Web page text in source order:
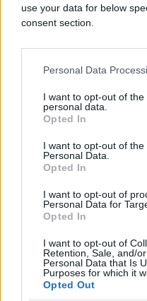
use your data for below
consent section.
Personal Data
I want to opt-out of
personal data.
Opted In
I want to opt-out of the
Personal Data.
Opted In
I want to opt-out of
Personal Data for
Opted In
I want to opt-out of
Retention, Sale, and/
Personal Data that Is
Purposes for which it
Opted Out
#vrućine
#bubrezi